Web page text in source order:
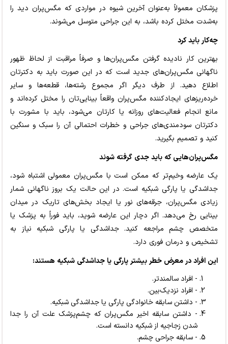
پزشکان معمولاً به‌عنوان آخرین شیوه در مواردی که مگس‌پران دید را
به‌شدت مختل کرده باشد، به این جراحی متوسل می‌شوند.
چه‌کار باید کرد
بهترین کار نادیده گرفتن مگس‌پران‌ها و صرفاً مراقبت از لحاظ ظهور
ناگهانی مگس‌پران‌های جدید است که در این صورت باید به دکترتان
اطلاع دهید. از طرف دیگر اگر مجموع رشته‌ها، قطعه‌ها و سایر
خرده‌ریزهای ایجادکننده مگس‌پران واقعاً بینایی‌تان را مختل کرده‌اند و
مانع انجام فعالیت‌های روزانه یا کارتان می‌شود، باید با مشورت با
دکترتان سودمندی‌های جراحی و خطرات احتمالی آن را سبک و سنگین
کنید و تصمیم بگیرید.
مگس‌پران‌هایی که باید جدی گرفته شوند
یک عارضه وخیم‌تر که ممکن است با مگس‌پران معمولی اشتباه شود،
جداشدگی یا پارگی شبکیه است. در این حالت یک بروز ناگهانی شمار
زیادی مگس‌پران، جرقه‌های نور یا ایجاد بخش‌های تاریک در میدان
بینایی رخ می‌دهد. اگر دچار این عارضه شوید، باید فوراً به پزشک یا
متخصص چشم مراجعه کنید. جداشدگی یا پارگی شبکیه نیاز به
تشخیص و درمان فوری دارد.
این افراد در معرض خطر بیشتر پارگی یا جداشدگی شبکیه هستند:
- افراد سالمندتر.
- افراد نزدیک‌بین.
- داشتن سابقه خانوادگی پارگی یا جداشدگی شبکیه.
- داشتن سابقه اخیر مگس‌پران که چشم‌پزشک علت آن را جدا
شدن زجاجیه از شبکیه دانسته است.
- سابقه جراحی چشم.